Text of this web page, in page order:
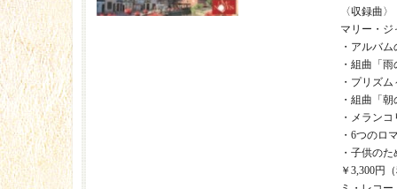
〈収録曲〉
マリー・ジ
・アルバ
・組曲「
・プリズ
・組曲「
・メラン
・6つのロ
・子供の
￥3,300円